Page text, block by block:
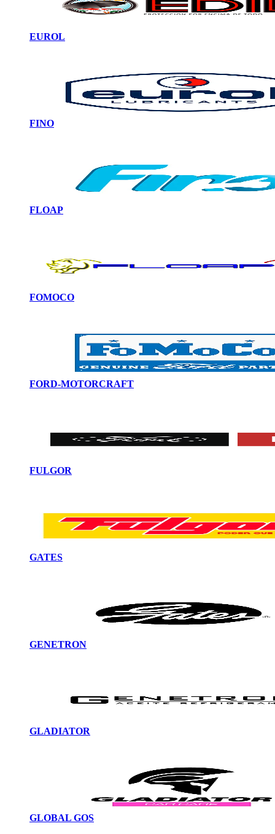
EUROL
FINO
FLOAP
FOMOCO
FORD-MOTORCRAFT
FULGOR
GATES
GENETRON
GLADIATOR
GLOBAL GOS